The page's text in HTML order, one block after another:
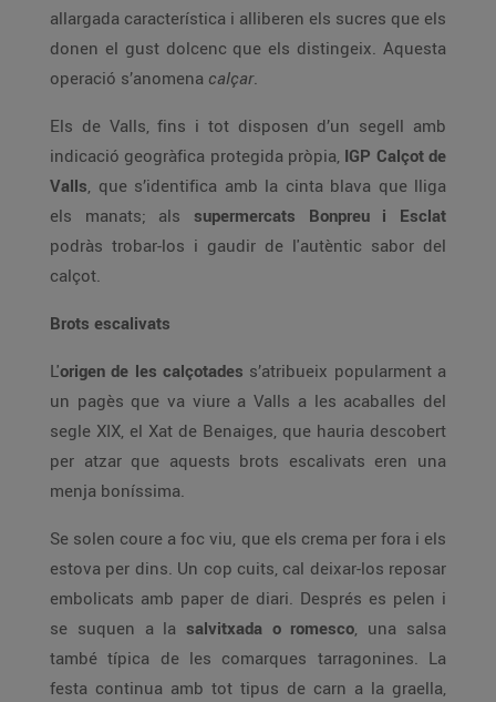
allargada característica i alliberen els sucres que els
donen el gust dolcenc que els distingeix. Aquesta
operació s’anomena calçar.
Els de Valls, fins i tot disposen d’un segell amb
indicació geogràfica protegida pròpia, IGP Calçot de
Valls, que s’identifica amb la cinta blava que lliga
els manats; als supermercats Bonpreu i Esclat
podràs trobar-los i gaudir de l'autèntic sabor del
calçot.
Brots escalivats
L'origen de les calçotades s’atribueix popularment a
un pagès que va viure a Valls a les acaballes del
segle XIX, el Xat de Benaiges, que hauria descobert
per atzar que aquests brots escalivats eren una
menja boníssima.
Se solen coure a foc viu, que els crema per fora i els
estova per dins. Un cop cuits, cal deixar-los reposar
embolicats amb paper de diari. Després es pelen i
se suquen a la salvitxada o romesco, una salsa
també típica de les comarques tarragonines. La
festa continua amb tot tipus de carn a la graella,